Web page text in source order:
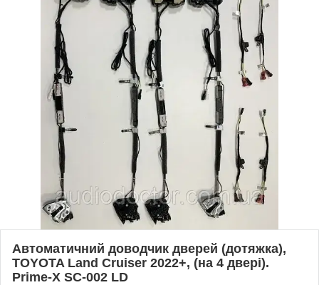
Автоматичний доводчик дверей (дотяжка),
TOYOTA Land Cruiser 2022+, (на 4 двері).
Prime-X SC-002 LD